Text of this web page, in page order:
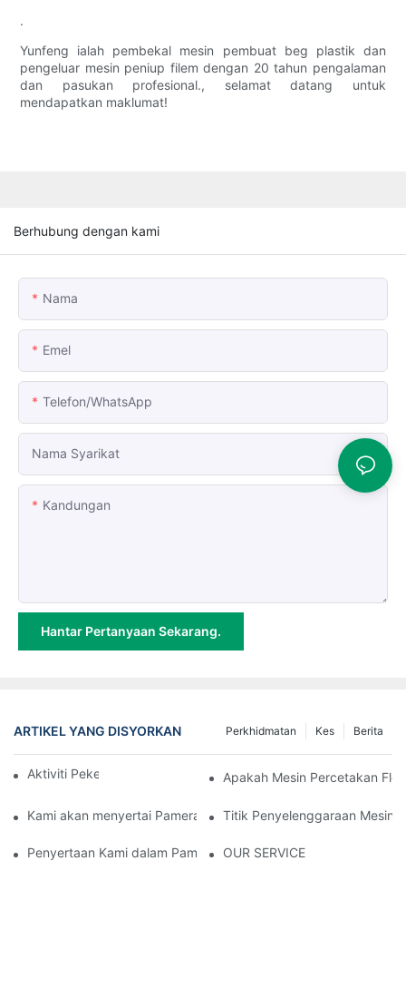
.
Yunfeng ialah pembekal mesin pembuat beg plastik dan
pengeluar mesin peniup filem dengan 20 tahun pengalaman
dan pasukan profesional., selamat datang untuk
mendapatkan maklumat!
Berhubung dengan kami
Nama
Emel
Telefon/whatsApp
Nama Syarikat
Kandungan
Hantar Pertanyaan Sekarang.
ARTIKEL YANG DISYORKAN Berita
Kes
Perkhidmatan
Aktiviti Pekerja Apakah Mesin Percetakan
Kami akan menyertai Pameran Industri Plastik & Getah
Titik Penyelenggaraan Mesin
Penyertaan Kami dalam Pameran Plastik & Getah Vietnam
OUR SERVICE